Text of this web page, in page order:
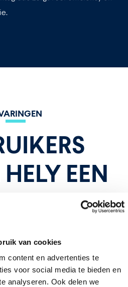
van cookies
content en advertenties te
voor social media te bieden en
analyseren. Ook delen we
EEN
onze klantervaring. In
klantwaardering van 4,6
(een 9,2 op schaal van 1